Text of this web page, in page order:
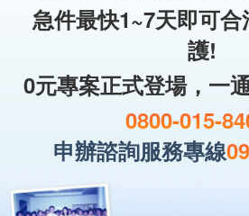
急件最快1~7天即可
護!
0元專案正式登場，一
0800-015-
申辦諮詢服務專線